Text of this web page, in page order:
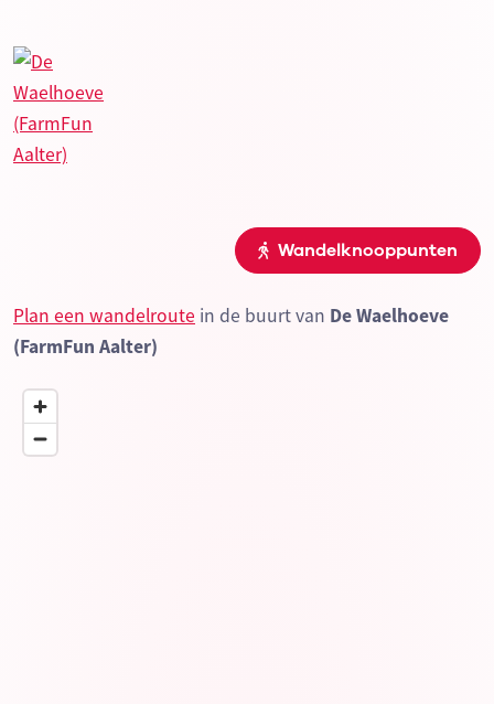
Wandelknooppunten
Plan een wandelroute in de buurt van De Waelhoeve
(FarmFun Aalter)